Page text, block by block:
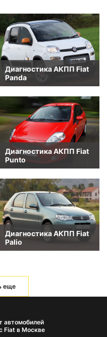
Диагностика АКПП Fiat
Panda
Диагностика АКПП Fiat
Punto
Диагностика АКПП Fiat
Palio
еще
автомобилей
Fiat в Москве